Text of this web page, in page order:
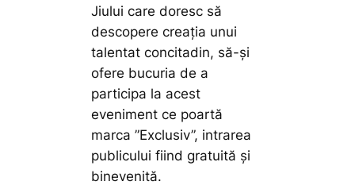
Jiului care doresc să
descopere creația unui
talentat concitadin, să-și
ofere bucuria de a
participa la acest
eveniment ce poartă
marca ”Exclusiv”, intrarea
publicului fiind gratuită și
binevenită.